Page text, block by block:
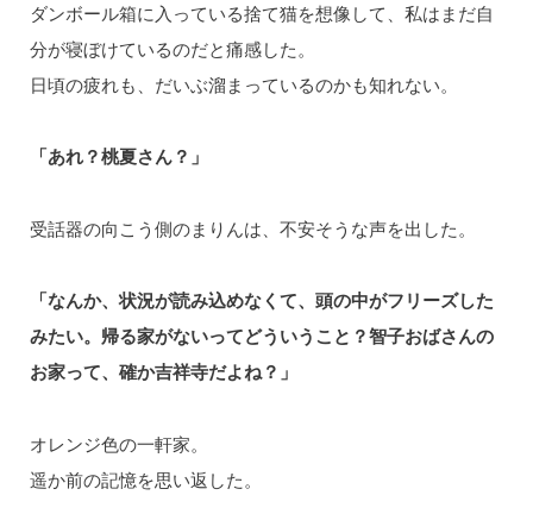
ダンボール箱に入っている捨て猫を想像して、私はまだ自
分が寝ぼけているのだと痛感した。
日頃の疲れも、だいぶ溜まっているのかも知れない。
「あれ？桃夏さん？」
受話器の向こう側のまりんは、不安そうな声を出した。
「なんか、状況が読み込めなくて、頭の中がフリーズした
みたい。帰る家がないってどういうこと？智子おばさんの
お家って、確か吉祥寺だよね？」
オレンジ色の一軒家。
遥か前の記憶を思い返した。